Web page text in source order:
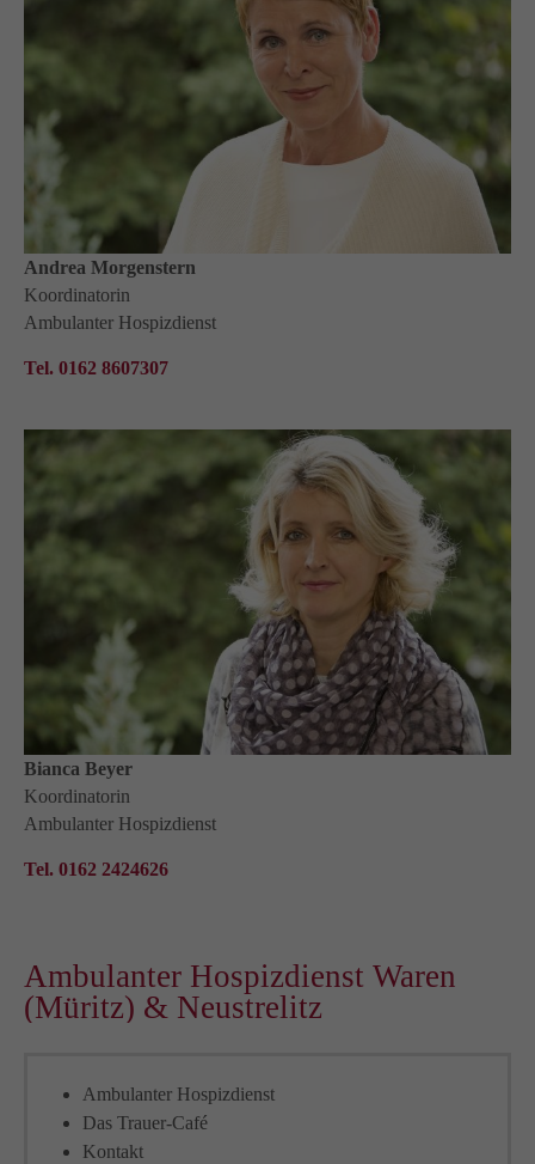
About us
Lorem ipsum dolor sit amet, consectetuer adipiscing
elit.
Aenean commodo ligula eget dolor. Aenean massa.
Cum sociis natoque penatibus et magnis dis parturient
montes, nascetur ridiculus mus. Donec quam felis,
ultricies nec.
Andrea Morgenstern
Koordinatorin
Ambulanter Hospizdienst
Tel. 0162 8607307
Bianca Beyer
Koordinatorin
Ambulanter Hospizdienst
Tel. 0162 2424626
Ambulanter Hospizdienst Waren
(Müritz) & Neustrelitz
Ambulanter Hospizdienst
Das Trauer-Café
Kontakt